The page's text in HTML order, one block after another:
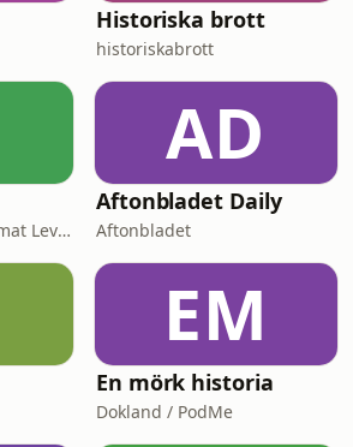
Historiska brott
historiskabrott
Jonathan Rollins & Amat Levin
AD
Aftonbladet Daily
Aftonbladet
EM
En mörk historia
Dokland / PodMe